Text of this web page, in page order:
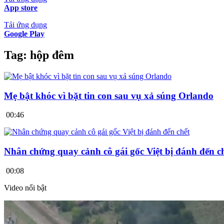
App store
Tải ứng dụng
Google Play
Tag: hộp đêm
Mẹ bật khóc vì bặt tin con sau vụ xả súng Orlando
00:46
Nhân chứng quay cảnh cô gái gốc Việt bị đánh đến
00:08
Video nổi bật